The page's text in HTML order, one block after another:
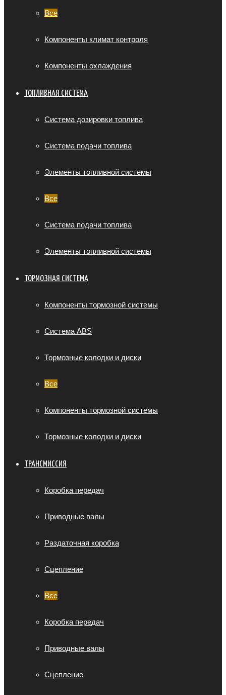
Все
Компоненты климат контроля
Компоненты охлаждения
ТОПЛИВНАЯ СИСТЕМА
Система дозировки топлива
Система подачи топлива
Элементы топливной системы
Все
Система подачи топлива
Элементы топливной системы
ТОРМОЗНАЯ СИСТЕМА
Компоненты тормозной системы
Система ABS
Тормозные колодки и диски
Все
Компоненты тормозной системы
Тормозные колодки и диски
ТРАНСМИССИЯ
Коробка передач
Приводные валы
Раздаточная коробка
Сцепление
Все
Коробка передач
Приводные валы
Сцепление